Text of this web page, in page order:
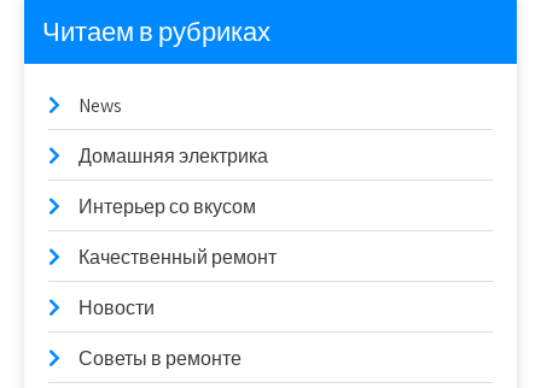
Читаем в рубриках
News
Домашняя электрика
Интерьер со вкусом
Качественный ремонт
Новости
Советы в ремонте